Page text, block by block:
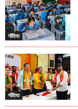
गोंदिया
गोंदिया